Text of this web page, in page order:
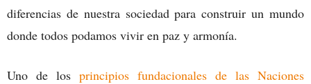
diferencias de nuestra sociedad para construir un mundo
donde todos podamos vivir en paz y armonía.
Uno de los principios fundacionales de las Naciones